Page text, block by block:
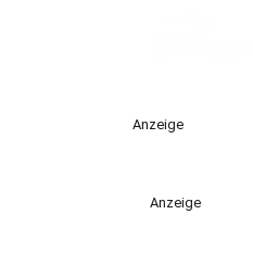
Anzeige
Anzeige